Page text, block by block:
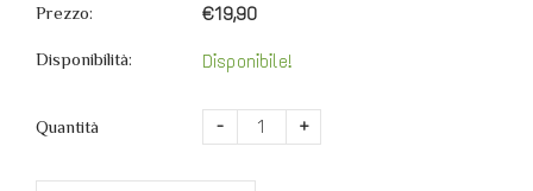
Prezzo: €19,90
Disponibilità: Disponibile!
Quantità - +